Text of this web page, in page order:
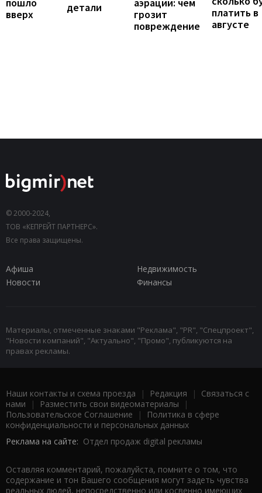
вверх
детали
аэрации: чем
грозит
повреждение
платить в
августе
© 2000-2024,
ТОВ «КЕПРЕЙТ ПАРТНЕРС».
Все права защищены.
Афиша
Недвижимость
Новости
Финансы
Материалы, отмеченные знаками "Реклама", "PR", "Спецпроект",
"Новости компаний", "Актуально", "Промо", публикуются на
правах рекламы.
Наши контакты и схема проезда | Редакция | Связаться с
нами | Разместить свои видеоматериалы |
Пользовательское Соглашение |
Политика в сфере
конфиденциальности и персональных данных
Реклама на сайте: Отдел продаж digital рекламы
Оставляя комментарий, пожалуйста, помните о том, что
содержание и тон Вашего сообщения могут задеть чувства
реальных людей, непосредственно или косвенно имеющих